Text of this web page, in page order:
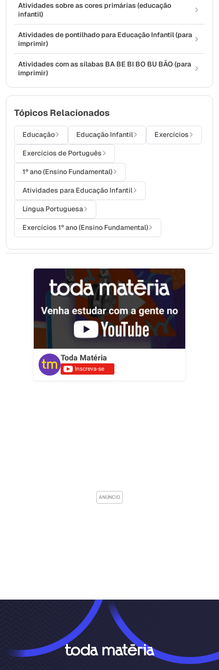
Atividades sobre as cores primárias (educação
infantil)
Atividades de pontilhado para Educação Infantil (para
imprimir)
Atividades com as sílabas BA BE BI BO BU BÃO (para
imprimir)
Tópicos Relacionados
Educação Educação Infantil Exercícios
Exercícios de Português
1º ano (Ensino Fundamental)
Atividades para Educação Infantil
Língua Portuguesa
Exercícios 1º ano (Ensino Fundamental)
Toda Matéria
Inscreva-se